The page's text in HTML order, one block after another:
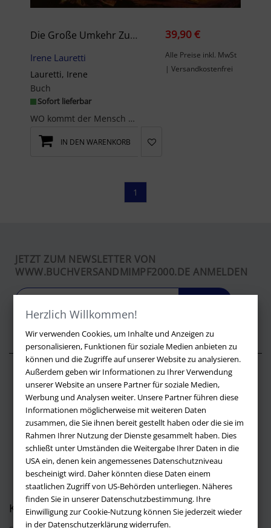
Herzlich Willkommen!
Wir verwenden Cookies, um Inhalte und Anzeigen zu
personalisieren, Funktionen für soziale Medien anbieten zu
können und die Zugriffe auf unserer Website zu analysieren.
Außerdem geben wir Informationen zu Ihrer Verwendung
unserer Website an unsere Partner für soziale Medien,
Werbung und Analysen weiter. Unsere Partner führen diese
Informationen möglicherweise mit weiteren Daten
zusammen, die Sie ihnen bereit gestellt haben oder die sie im
Rahmen Ihrer Nutzung der Dienste gesammelt haben. Dies
schließt unter Umständen die Weitergabe Ihrer Daten in die
USA ein, denen kein angemessenes Datenschutzniveau
bescheinigt wird. Daher könnten diese Daten einem
staatlichen Zugriff von US-Behörden unterliegen. Näheres
finden Sie in unserer Datenschutzbestimmung. Ihre
Einwilligung zur Cookie-Nutzung können Sie jederzeit wieder
in der Datenschutzerklärung widerrufen.
Die Große Umkehr Zum Licht-Mensch
Irene Lauretti
Lauretti, Irene
Buch
Sofort lieferbar
WO kommt der Mensch her,WAS ist seine Bestimmung undWIE erfüllt er diese?Der kosmische Code der S...
39,90 €
Alle Preise inkl. MwSt
| Versandkostenfrei
IN DEN WARENKORB
1
JETZT ZUM NEWSLETTER VON
WWW.BUCHVERSANDMIMPF2000.DE ANMELDEN
Über buchversandmimpf2000.de
Impressum
Versandbedingungen
Widerruf
Batteriehinweis
AGB
Datenschutz
Kontakt